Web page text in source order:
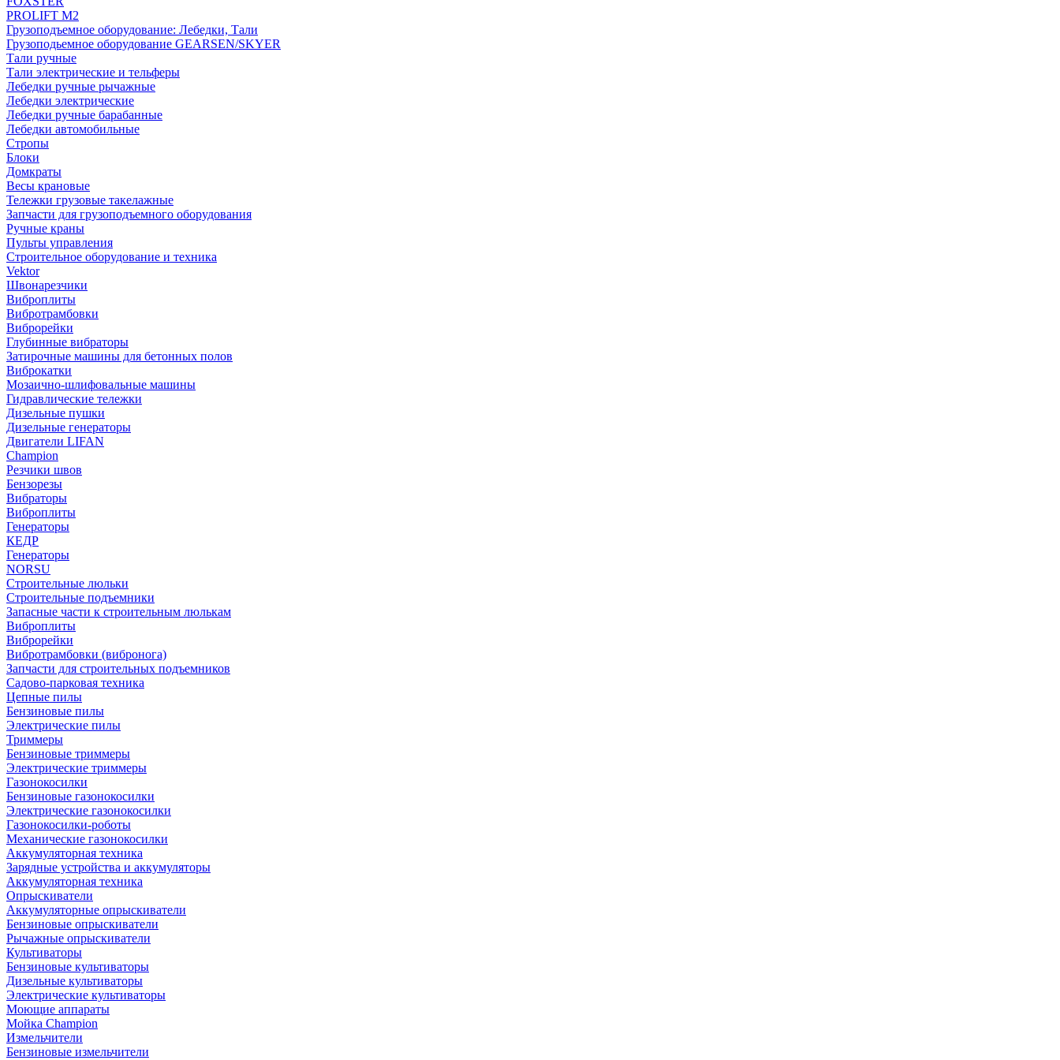
PROLIFT M2
Грузоподъемное оборудование: Лебедки, Тали
Грузоподьемное оборудование GEARSEN/SKYER
Тали ручные
Тали электрические и тельферы
Лебедки ручные рычажные
Лебедки электрические
Лебедки ручные барабанные
Лебедки автомобильные
Стропы
Блоки
Домкраты
Весы крановые
Тележки грузовые такелажные
Запчасти для грузоподъемного оборудования
Ручные краны
Пульты управления
Строительное оборудование и техника
Vektor
Швонарезчики
Виброплиты
Вибротрамбовки
Виброрейки
Глубинные вибраторы
Затирочные машины для бетонных полов
Виброкатки
Мозаично-шлифовальные машины
Гидравлические тележки
Дизельные пушки
Дизельные генераторы
Двигатели LIFAN
Champion
Резчики швов
Бензорезы
Вибраторы
Виброплиты
Генераторы
КЕДР
Генераторы
NORSU
Строительные люльки
Строительные подъемники
Запасные части к строительным люлькам
Виброплиты
Виброрейки
Вибротрамбовки (вибронога)
Запчасти для строительных подъемников
Садово-парковая техника
Цепные пилы
Бензиновые пилы
Электрические пилы
Триммеры
Бензиновые триммеры
Электрические триммеры
Газонокосилки
Бензиновые газонокосилки
Электрические газонокосилки
Газонокосилки-роботы
Механические газонокосилки
Аккумуляторная техника
Зарядные устройства и аккумуляторы
Аккумуляторная техника
Опрыскиватели
Аккумуляторные опрыскиватели
Бензиновые опрыскиватели
Рычажные опрыскиватели
Культиваторы
Бензиновые культиваторы
Дизельные культиваторы
Электрические культиваторы
Моющие аппараты
Мойка Champion
Измельчители
Бензиновые измельчители